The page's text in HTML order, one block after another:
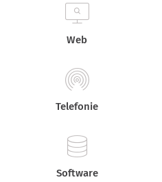
Web
Telefonie
Software